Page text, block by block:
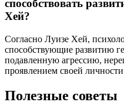
способствовать
Хей?
Согласно Луизе Хей,
способствующие развитию
подавленную агрессию,
проявлением своей
Полезные советы